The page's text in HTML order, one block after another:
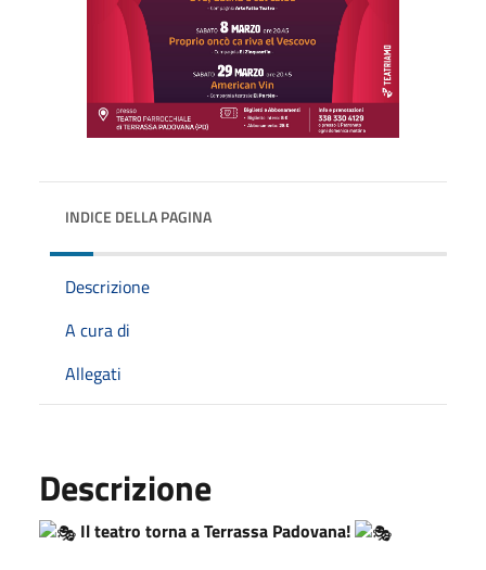
INDICE DELLA PAGINA
Descrizione
A cura di
Allegati
Descrizione
Il teatro torna a Terrassa Padovana!